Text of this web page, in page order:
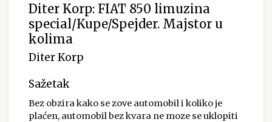
Diter Korp: FIAT 850 limuzina
special/Kupe/Spejder. Majstor u
kolima
Diter Korp
Sažetak
Bez obzira kako se zove automobil i koliko je
plaćen, automobil bez kvara ne moze se uklopiti